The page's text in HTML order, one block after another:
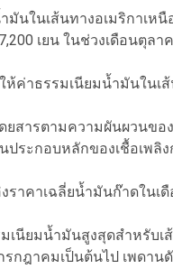
นในเส้นทางอเมริกาเหนื
เยน ในช่วงเดือนตุลา
ห้ค่าธรรมเนียมน้ำมันในเ
ยสารตามความผันผวนข
ประกอบหลักของเชื้อเพลิ
ราคาเฉลี่ยน้ำมันก๊าดในเ
เนียมน้ำมันสูงสุดสำหรับเ
รกฎาคมเป็นต้นไป เพดาน